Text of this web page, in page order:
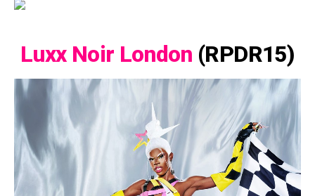
Luxx Noir London (RPDR15)